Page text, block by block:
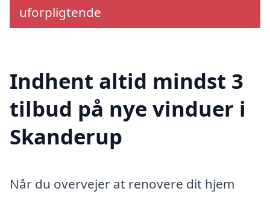
uforpligtende
Indhent altid mindst 3
tilbud på nye vinduer i
Skanderup
Når du overvejer at renovere dit hjem